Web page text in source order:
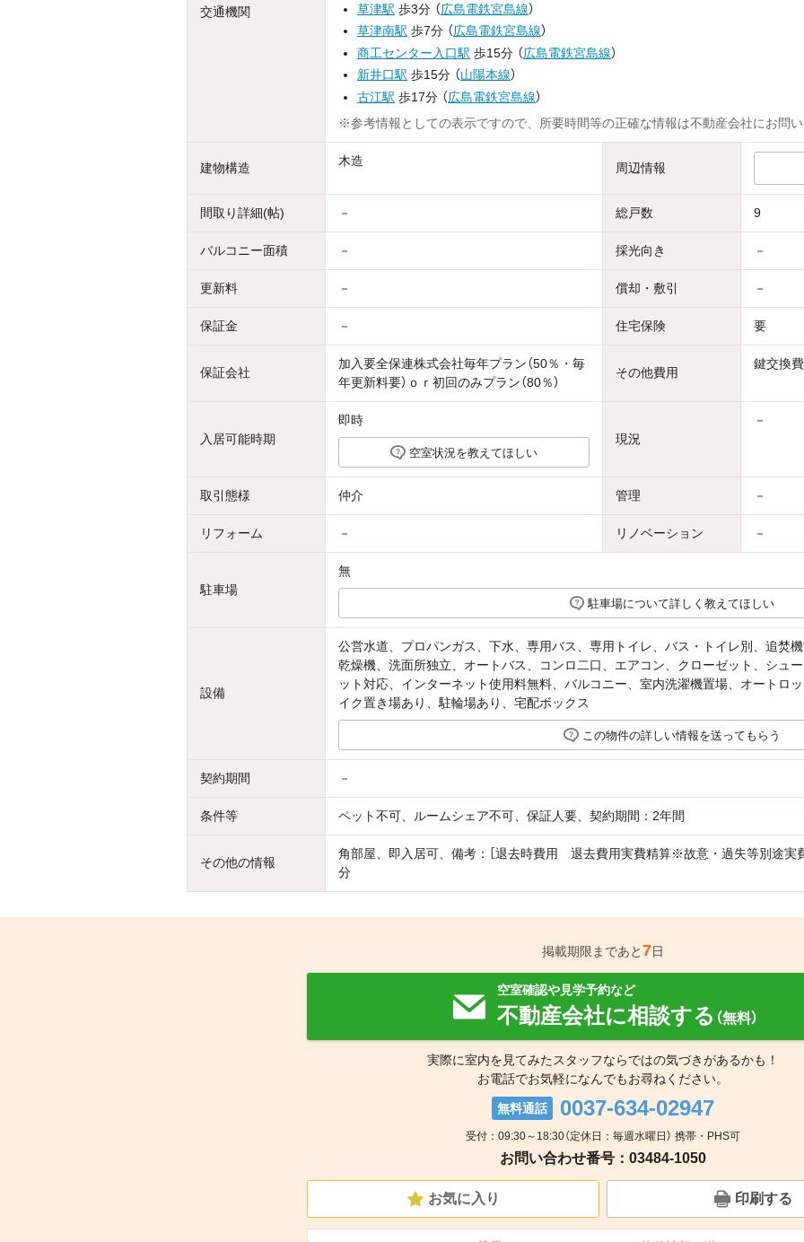
交通機関
草津駅 歩3分 （広島電鉄宮島線）
草津南駅 歩7分 （広島電鉄宮島線）
商工センター入口駅 歩15分 （広島電鉄宮島線）
新井口駅 歩15分 （山陽本線）
古江駅 歩17分 （広島電鉄宮島線）
※参考情報としての表示ですので、所要時間等の正確な情報は不動産会社にお問い
建物構造 木造 周辺情報
間取り詳細(帖) － 総戸数 9
バルコニー面積 － 採光向き －
更新料 － 償却・敷引 －
保証金 － 住宅保険 要
保証会社
加入要全保連株式会社毎年プラン（50％・毎
年更新料要）ｏｒ初回のみプラン（80％）
その他費用
鍵交換費
入居可能時期
即時
空室状況を教えてほしい
現況
－
取引態様 仲介 管理 －
リフォーム － リノベーション －
駐車場
無
駐車場について詳しく教えてほしい
設備
公営水道、プロパンガス、下水、専用バス、専用トイレ、バス・トイレ別、追焚
乾燥機、洗面所独立、オートバス、コンロ二口、エアコン、クローゼット、シュ
ット対応、インターネット使用料無料、バルコニー、室内洗濯機置場、オートロ
イク置き場あり、駐輪場あり、宅配ボックス
この物件の詳しい情報を送ってもらう
契約期間 －
条件等 ペット不可、ルームシェア不可、保証人要、契約期間：2年間
その他の情報
角部屋、即入居可、備考：［退去時費用 退去費用実費精算※故意・過失等別途実
分
掲載期限まであと7日
空室確認や見学予約など
不動産会社に相談する （無料）
実際に室内を見てみたスタッフならではの気づきがあるかも！
お電話でお気軽になんでもお尋ねください。
無料通話 0037-634-02947
受付：09:30～18:30（定休日：毎週水曜日） 携帯・PHS可
お問い合わせ番号：03484-1050
お気に入り 印刷する